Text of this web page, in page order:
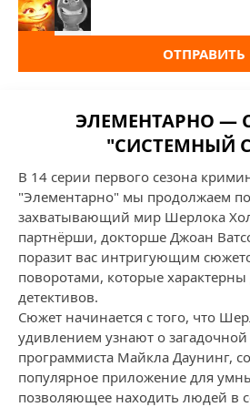
ОТПРАВИТЬ
ЭЛЕМЕНТАРНО —
"СИСТЕМНЫЙ
В 14 серии первого сезона
"Элементарно" мы продолжаем
захватывающий мир Шерлока
партнёрши, докторше Джоан
поразит вас интригующим
поворотами, которые
детективов.
Сюжет начинается с того, что
удивлением узнают о загадочной
программиста Майкла Даунинг,
популярное приложение для
позволяющее находить людей в